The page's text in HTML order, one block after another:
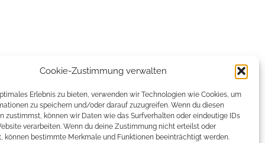
Cookie-Zustimmung verwalten
Erlebnis zu bieten, verwenden wir Technologien wie Cookies, um
zu speichern und/oder darauf zuzugreifen. Wenn du diesen
zustimmst, können wir Daten wie das Surfverhalten oder eindeutige IDs
verarbeiten. Wenn du deine Zustimmung nicht erteilst oder
können bestimmte Merkmale und Funktionen beeinträchtigt werden.